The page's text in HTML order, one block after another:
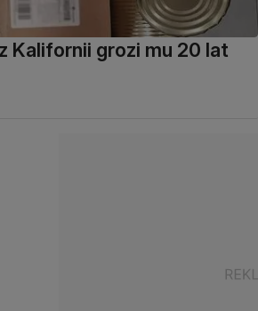
Kalifornii grozi mu 20 lat